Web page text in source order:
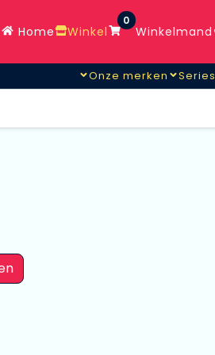
Home Winkel
0
Winkelmand
Onze merken Series